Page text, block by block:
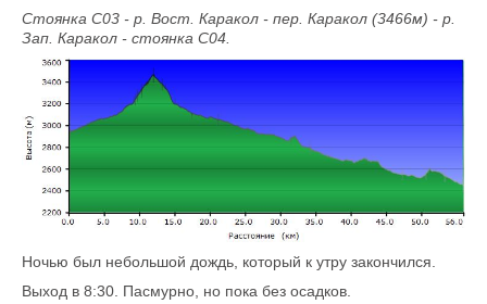
Стоянка С03 - р. Вост. Каракол - пер. Каракол (3466м) - р.
Зап. Каракол - стоянка С04.
Ночью был небольшой дождь, который к утру закончился.
Выход в 8:30. Пасмурно, но пока без осадков.